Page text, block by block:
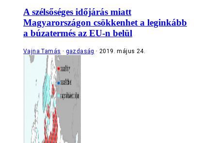
A szélsőséges időjárás miatt
Magyarországon csökkenhet a leginkább
a búzatermés az EU-n belül
Vajna Tamás gazdaság 2019. május 24.